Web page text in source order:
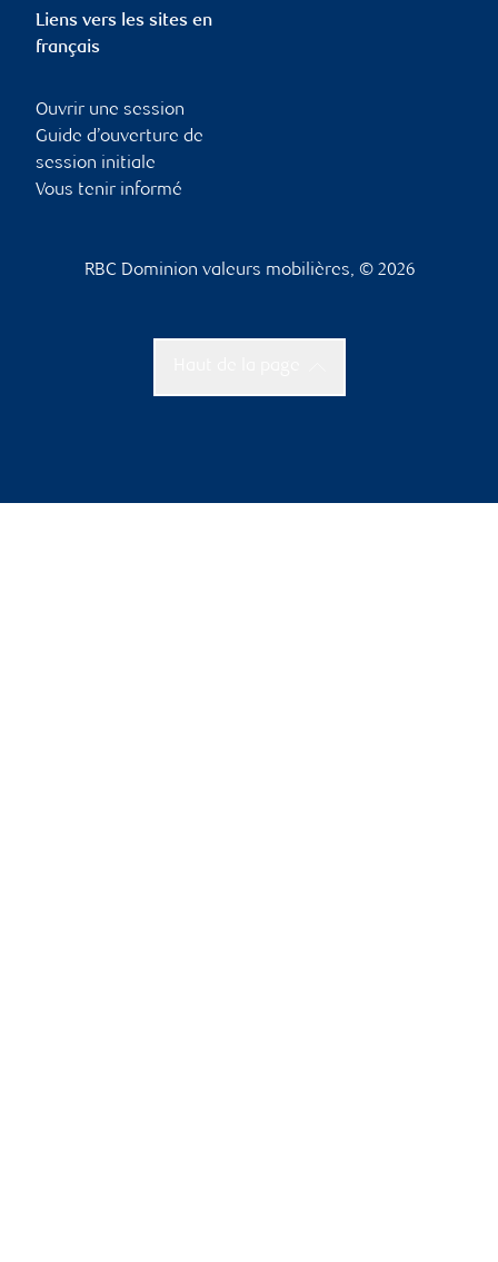
Liens vers les sites en
français
Ouvrir une session
Guide d’ouverture de
session initiale
Vous tenir informé
RBC Dominion valeurs mobilières, © 2026